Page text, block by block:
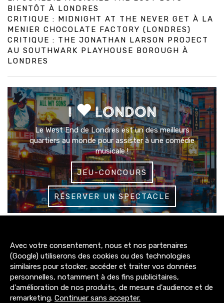
BIENTÔT À LONDRES
CRITIQUE : MIDNIGHT AT THE NEVER GET À LA
MENIER CHOCOLATE FACTORY (LONDRES)
CRITIQUE : THE JONATHAN LARSON PROJECT
AU SOUTHWARK PLAYHOUSE BOROUGH À
LONDRES
I LONDON
Le West End de Londres est un des meilleurs
quartiers au monde pour assister à une comédie
musicale !
JEU-CONCOURS
RÉSERVER UN SPECTACLE
3200+
abonnés
4300+
abonnés
Avec votre consentement, nous et nos partenaires
(Google) utiliserons des cookies ou des technologies
similaires pour stocker, accéder et traiter vos données
personnelles, notamment à des fins publicitaires,
d'amélioration de nos produits, de mesure d'audience et de
remarketing. Continuer sans accepter.